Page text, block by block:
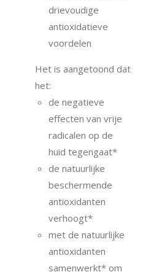
drievoudige
antioxidatieve
voordelen
Het is aangetoond dat
het:
de negatieve
effecten van vrije
radicalen op de
huid tegengaat*
de natuurlijke
beschermende
antioxidanten
verhoogt*
met de natuurlijke
antioxidanten
samenwerkt* om